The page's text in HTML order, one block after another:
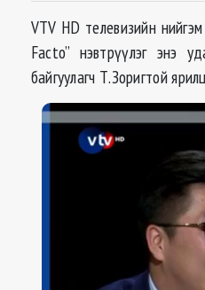
VTV HD телевизийн
Facto” нэвтрүүлэг энэ
байгуулагч Т.Зоригтой